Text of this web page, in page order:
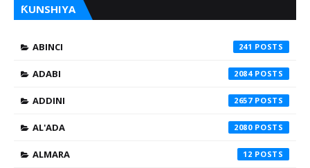
ƘUNSHIYA
ABINCI 241
ADABI 2084
ADDINI 2657
AL'ADA 2080
ALMARA 12